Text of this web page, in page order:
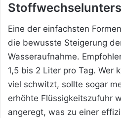
Eine der einfachsten
die bewusste Steigerung
Wasseraufnahme.
1,5 bis 2 Liter pro Tag. Wer
viel schwitzt, sollte sogar
erhöhte Flüssigkeitszufuhr
angeregt, was zu einer